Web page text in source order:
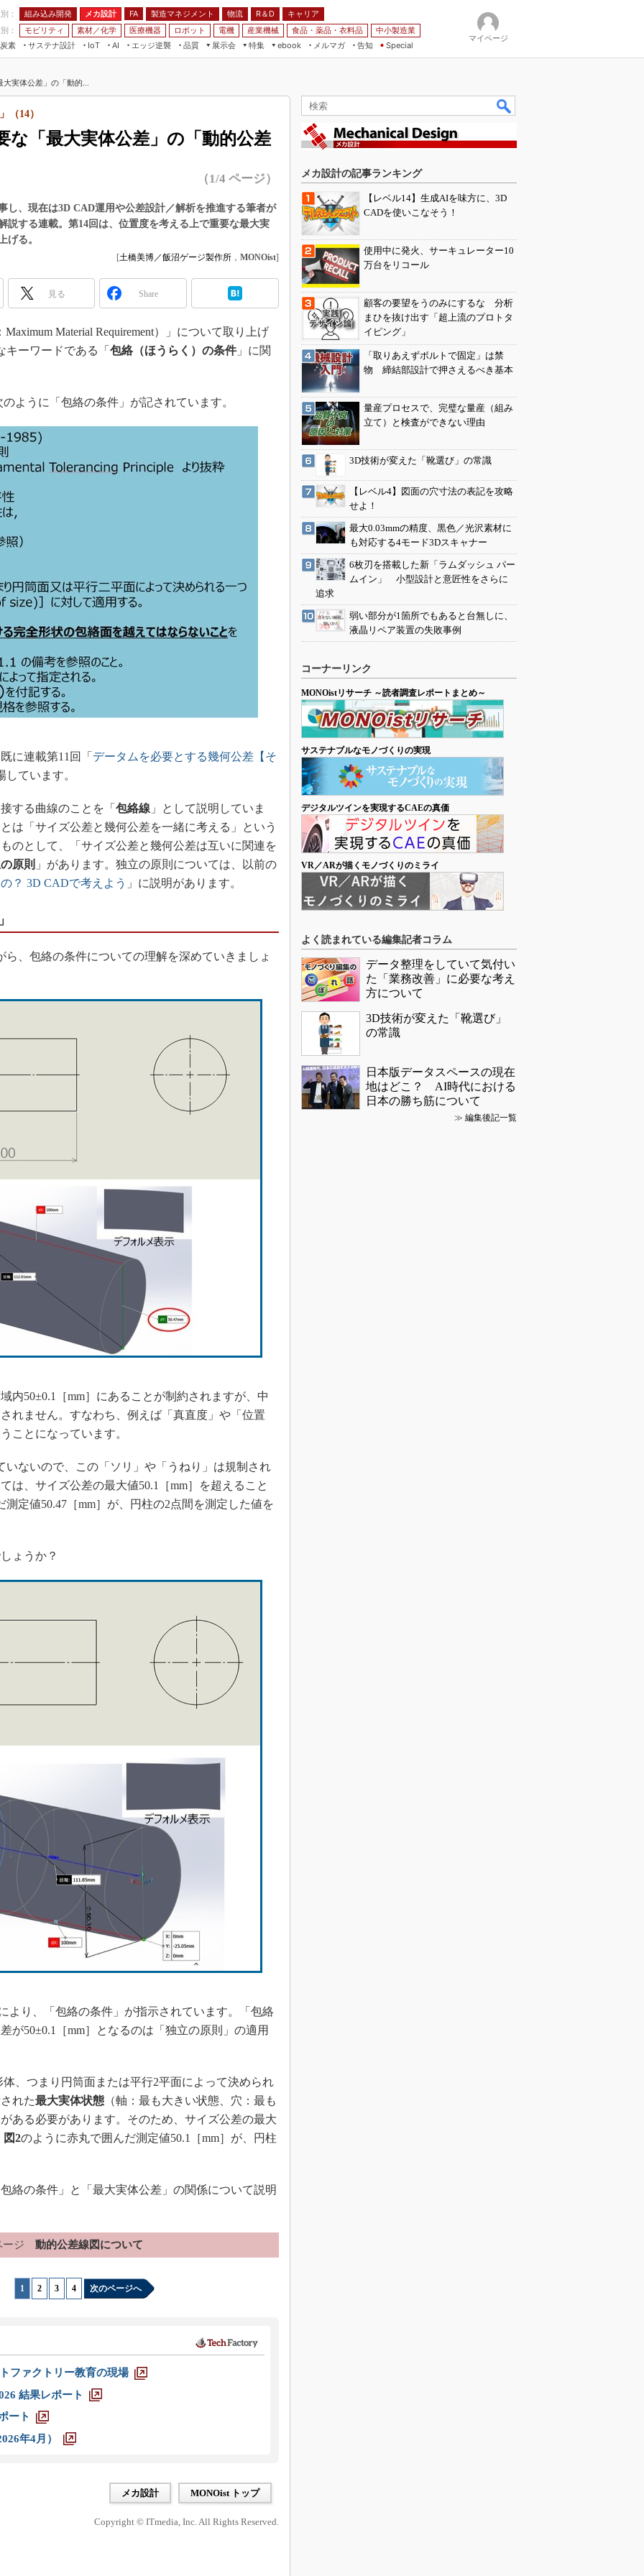
： 組み込み開発 メカ設計 FA 製造マネジメント 物流 R＆D
キャリア
：
モビリティ 素材／化学 医療機器 ロボット 電機 産業機械 食品・薬品・衣料品
中小製造業
素
サステナ設計 IoT
AI
全
エッジ逆襲 品質
展示会
JIMTOF
IIFES
TECHNO-FRONTIER
人テク展
日本ものづくりワールド
産業オープンネット展
特集
VR／AR
フィールドサービス
組み込みモデリング
車載ソフト開発
3Dプリンタ
デジタルツインとCAE
メイドインジャパン
新型コロナへの対応
ebook
FA
メルマガ
告知 Special
マイページ
実体公差」の「動的...
な「最大実体公差」の「動的公差
（14）
（1/4 ページ）
し、現在は3D CAD運用や公差設計／解析を推進する筆者が
説する連載。第14回は、位置度を考える上で重要な最大実
げる。
[土橋美博／飯沼ゲージ製作所 ， MONOist]
見る Share
Maximum Material Requirement）」について取り上げ
ーワードである「 包絡（ほうらく）の条件」に関
ように「包絡の条件」が記されています。
に連載第11回「 データムを必要とする幾何公差【そ
しています。
する曲線のことを「 包絡線 」として説明していま
は「サイズ公差と幾何公差を一緒に考える」という
のとして、「サイズ公差と幾何公差は互いに関連を
原則 」があります。独立の原則については、以前の
？ 3D CADで考えよう 」に説明があります。
、包絡の条件についての理解を深めていきましょ
50±0.1［mm］にあることが制約されますが、中
れません。すなわち、例えば「真直度」や「位置
ことになっています。
いないので、この「ソリ」や「うねり」は規制され
は、サイズ公差の最大値50.1［mm］を超えること
測定値50.47［mm］が、円柱の2点間を測定した値を
ょうか？
より、「包絡の条件」が指示されています。「包絡
が50±0.1［mm］となるのは「独立の原則」の適用
、つまり円筒面または平行2平面によって決められ
れた最大実体状態 （軸：最も大きい状態、穴：最も
ある必要があります。そのため、サイズ公差の最大
図2のように赤丸で囲んだ測定値50.1［mm］が、円柱
の条件」と「最大実体公差」の関係について説明
ージ 動的公差線図について
1 2 3 4 次のページへ
ファクトリー教育の現場
結果レポート
ート
年4月）
メカ設計 MONOist トップ
Copyright © ITmedia, Inc. All Rights Reserved.
メカ設計の記事ランキング
【レベル14】生成AIを味方に、3D
CADを使いこなそう！
使用中に発火、サーキュレーター10
万台をリコール
顧客の要望をうのみにするな 分析
まひを抜け出す「超上流のプロトタ
イピング」
「取りあえずボルトで固定」は禁
物 締結部設計で押さえるべき基本
量産プロセスで、完璧な量産（組み
立て）と検査ができない理由
3D技術が変えた「靴選び」の常識
【レベル4】図面の穴寸法の表記を攻略
せよ！
最大0.03mmの精度、黒色／光沢素材に
も対応する4モード3Dスキャナー
6枚刃を搭載した新「ラムダッシュ パー
ムイン」 小型設計と意匠性をさらに
追求
弱い部分が1箇所でもあると台無しに、
液晶リペア装置の失敗事例
コーナーリンク
MONOistリサーチ ～読者調査レポートまとめ～
サステナブルなモノづくりの実現
デジタルツインを実現するCAEの真価
VR／ARが描くモノづくりのミライ
よく読まれている編集記者コラム
データ整理をしていて気付い
た「業務改善」に必要な考え
方について
3D技術が変えた「靴選び」
の常識
日本版データスペースの現在
地はどこ？ AI時代における
日本の勝ち筋について
≫ 編集後記一覧